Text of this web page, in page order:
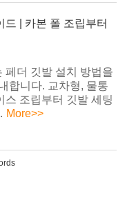
드 | 카본 폴 조립부터
페더 깃발 설치 방법을
합니다. 교차형, 물통
스 조립부터 깃발 세팅
More>>